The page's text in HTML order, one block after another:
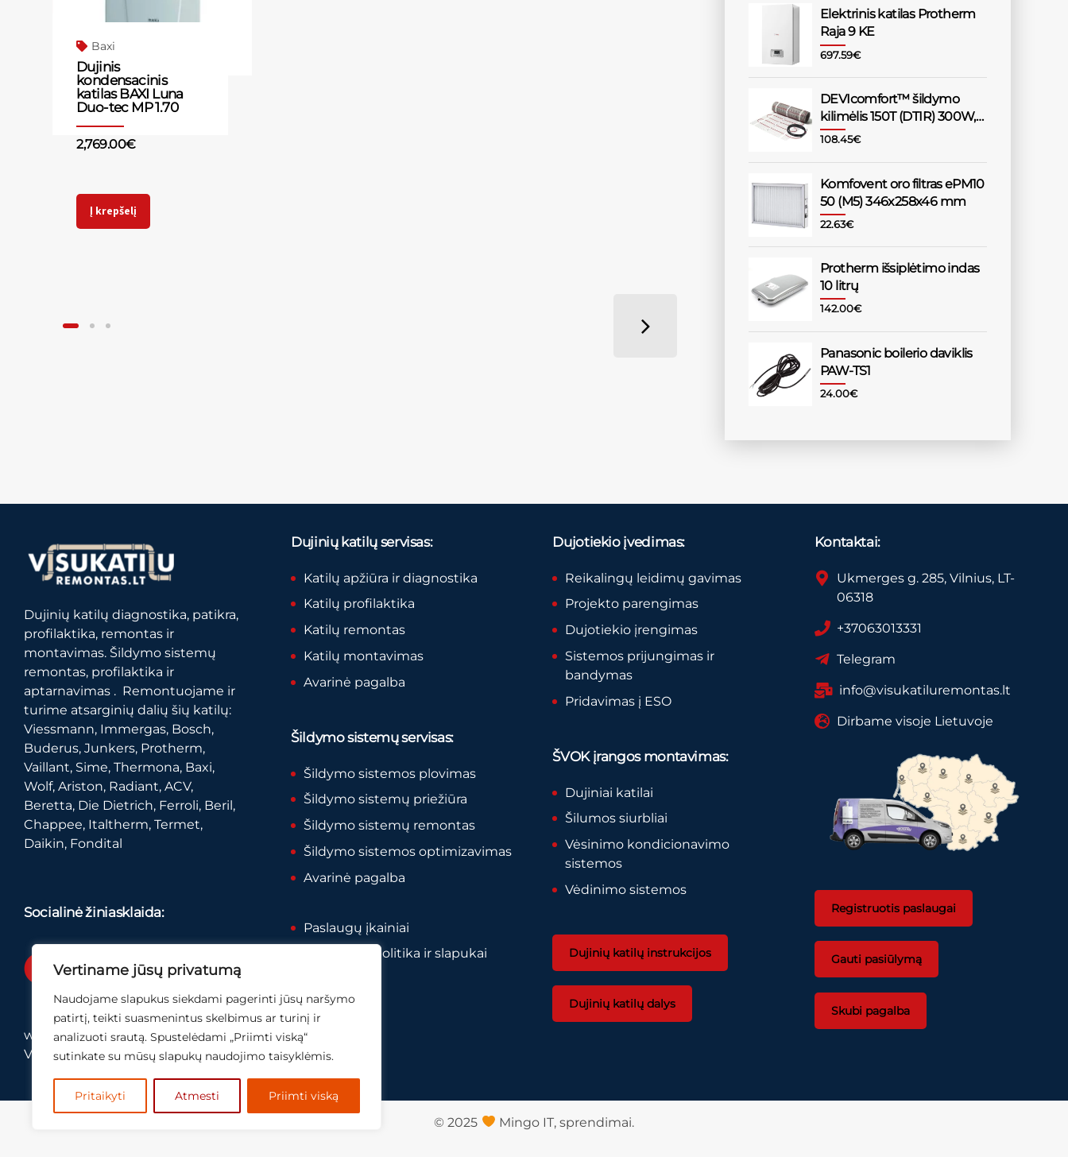
Vertiname jūsų privatumą
Naudojame slapukus siekdami pagerinti jūsų naršymo
patirtį, teikti suasmenintus skelbimus ar turinį ir
analizuoti srautą. Spustelėdami „Priimti viską“
sutinkate su mūsų slapukų naudojimo taisyklėmis.
Pritaikyti Atmesti Priimti viską
Baxi
Dujinis
kondensacinis
katilas BAXI Luna
Duo-tec MP 1.70
2,769.00€
Į krepšelį
Elektrinis katilas Protherm
Raja 9 KE
697.59€
DEVIcomfort™ šildymo
kilimėlis 150T (DTIR) 300W,
2,0m²
108.45€
Komfovent oro filtras ePM10
50 (M5) 346x258x46 mm
22.63€
Protherm išsiplėtimo indas
10 litrų
142.00€
Panasonic boilerio daviklis
PAW-TS1
24.00€
Dujinių katilų diagnostika, patikra,
profilaktika, remontas ir
montavimas. Šildymo sistemų
remontas, profilaktika ir
aptarnavimas . Remontuojame ir
turime atsarginių dalių šių katilų:
Viessmann, Immergas, Bosch,
Buderus, Junkers, Protherm,
Vaillant, Sime, Thermona, Baxi,
Wolf, Ariston, Radiant, ACV,
Beretta, Die Dietrich, Ferroli, Beril,
Chappee, Italtherm, Termet,
Daikin, Fondital
Socialinė žiniasklaida:
www.visukatiluremontas.lt
Visos teisės saugomos.
Dujinių katilų servisas:
Katilų apžiūra ir diagnostika
Katilų profilaktika
Katilų remontas
Katilų montavimas
Avarinė pagalba
Šildymo sistemų servisas:
Šildymo sistemos plovimas
Šildymo sistemų priežiūra
Šildymo sistemų remontas
Šildymo sistemos optimizavimas
Avarinė pagalba
Paslaugų įkainiai
Privatumo politika ir slapukai
Dujotiekio įvedimas:
Reikalingų leidimų gavimas
Projekto parengimas
Dujotiekio įrengimas
Sistemos prijungimas ir
bandymas
Pridavimas į ESO
ŠVOK įrangos montavimas:
Dujiniai katilai
Šilumos siurbliai
Vėsinimo kondicionavimo
sistemos
Vėdinimo sistemos
Dujinių katilų instrukcijos
Dujinių katilų dalys
Kontaktai:
Ukmerges g. 285, Vilnius, LT-
06318
+37063013331
Telegram
info@visukatiluremontas.lt
Dirbame visoje Lietuvoje
Registruotis paslaugai
Gauti pasiūlymą
Skubi pagalba
© 2025 Mingo IT,sprendimai.